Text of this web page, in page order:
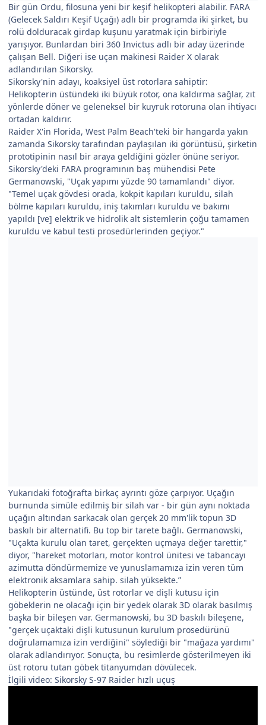
Bir gün Ordu, filosuna yeni bir keşif helikopteri alabilir. FARA
(Gelecek Saldırı Keşif Uçağı) adlı bir programda iki şirket, bu
rolü dolduracak girdap kuşunu yaratmak için birbiriyle
yarışıyor. Bunlardan biri 360 Invictus adlı bir aday üzerinde
çalışan Bell. Diğeri ise uçan makinesi Raider X olarak
adlandırılan Sikorsky.
Sikorsky'nin adayı, koaksiyel üst rotorlara sahiptir:
Helikopterin üstündeki iki büyük rotor, ona kaldırma sağlar, zıt
yönlerde döner ve geleneksel bir kuyruk rotoruna olan ihtiyacı
ortadan kaldırır.
Raider X'in Florida, West Palm Beach'teki bir hangarda yakın
zamanda Sikorsky tarafından paylaşılan iki görüntüsü, şirketin
prototipinin nasıl bir araya geldiğini gözler önüne seriyor.
Sikorsky'deki FARA programının baş mühendisi Pete
Germanowski, "Uçak yapımı yüzde 90 tamamlandı" diyor.
"Temel uçak gövdesi orada, kokpit kapıları kuruldu, silah
bölme kapıları kuruldu, iniş takımları kuruldu ve bakımı
yapıldı [ve] elektrik ve hidrolik alt sistemlerin çoğu tamamen
kuruldu ve kabul testi prosedürlerinden geçiyor."
Yukarıdaki fotoğrafta birkaç ayrıntı göze çarpıyor. Uçağın
burnunda simüle edilmiş bir silah var - bir gün aynı noktada
uçağın altından sarkacak olan gerçek 20 mm'lik topun 3D
baskılı bir alternatifi. Bu top bir tarete bağlı. Germanowski,
"Uçakta kurulu olan taret, gerçekten uçmaya değer tarettir,"
diyor, "hareket motorları, motor kontrol ünitesi ve tabancayı
azimutta döndürmemize ve yunuslamamıza izin veren tüm
elektronik aksamlara sahip. silah yüksekte.”
Helikopterin üstünde, üst rotorlar ve dişli kutusu için
göbeklerin ne olacağı için bir yedek olarak 3D olarak basılmış
başka bir bileşen var. Germanowski, bu 3D baskılı bileşene,
"gerçek uçaktaki dişli kutusunun kurulum prosedürünü
doğrulamamıza izin verdiğini" söylediği bir "mağaza yardımı"
olarak adlandırıyor. Sonuçta, bu resimlerde gösterilmeyen iki
üst rotoru tutan göbek titanyumdan dövülecek.
İlgili video: Sikorsky S-97 Raider hızlı uçuş